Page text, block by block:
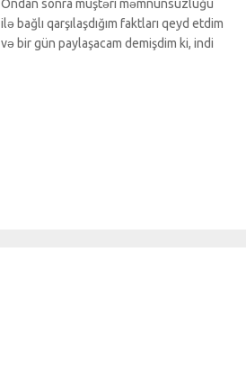
Ondan sonra müştəri məmnunsuzluğu
ilə bağlı qarşılaşdığım faktları qeyd etdim
və bir gün paylaşacam demişdim ki, indi